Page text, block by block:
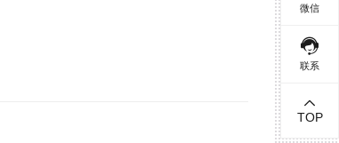
微信
联系
TOP